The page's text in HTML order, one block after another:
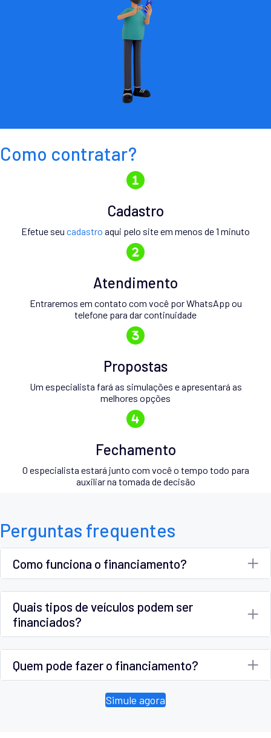
Como contratar?
Cadastro
Efetue seu cadastro aqui pelo site em menos de 1 minuto
Atendimento
Entraremos em contato com você por WhatsApp ou
telefone para dar continuidade
Propostas
Um especialista fará as simulações e apresentará as
melhores opções
Fechamento
O especialista estará junto com você o tempo todo para
auxiliar na tomada de decisão
Perguntas frequentes
Como funciona o financiamento?
Quais tipos de veículos podem ser
financiados?
Quem pode fazer o financiamento?
Simule agora